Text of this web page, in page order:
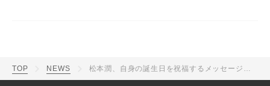
TOP NEWS 松本潤、自身の誕生日を祝福するメッセージに「感謝感激でございます」